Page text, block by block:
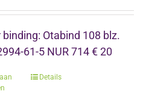
Otabind 108 blz.
61-5 NUR 714 € 20
Details